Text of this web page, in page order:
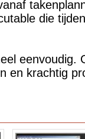
die
eenvoudig.
en krachtig